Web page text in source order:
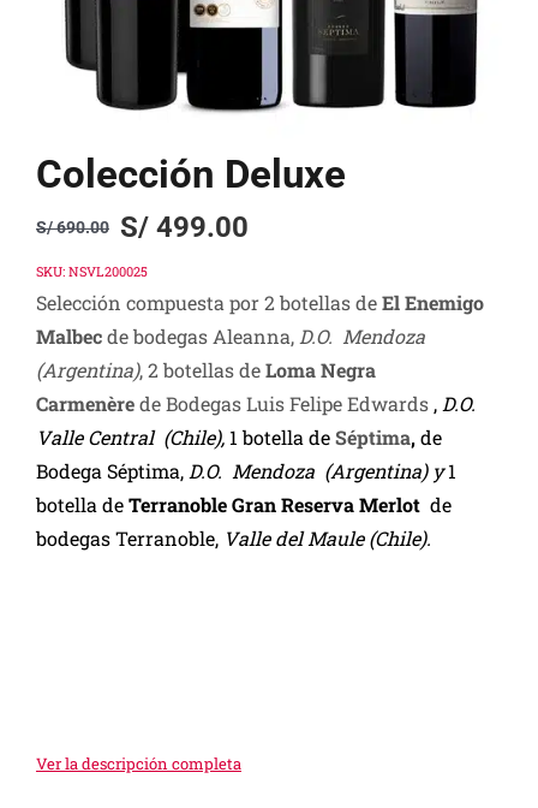
Colección Deluxe
S/690.00
Original
price
was:
S/ 690.00.
S/499.00
Current
price
is:
S/ 499.00.
SKU: NSVL200025
Selección compuesta por 2 botellas deEl Enemigo
Malbecde bodegas Aleanna, D.O. Mendoza
(Argentina), 2 botellas deLoma Negra
Carmenèrede Bodegas Luis Felipe Edwards , D.O.
Valle Central (Chile), 1 botella deSéptima,de
Bodega Séptima, D.O. Mendoza (Argentina) y1
botella deTerranoble Gran Reserva Merlot de
bodegas Terranoble, Valle del Maule (Chile).
Ver la descripción completa